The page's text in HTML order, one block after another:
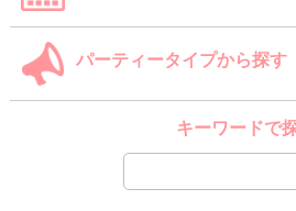
パーティータイプから探す
キーワードで